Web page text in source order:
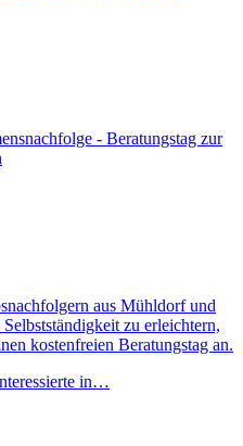
- Beratungstag zur
aus Mühldorf und
zu erleichtern,
kostenfreien Beratungstag an.
in…